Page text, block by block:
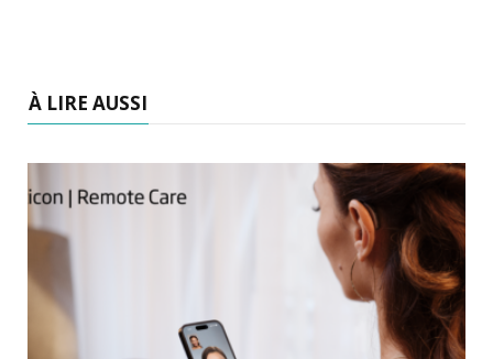
À LIRE AUSSI